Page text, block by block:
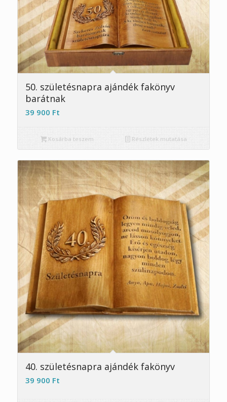
5.00
50. születésnapra ajándék fakönyv
barátnak
39 900 Ft
Kosárba teszem Részletek mutatása
4.60
40. születésnapra ajándék fakönyv
39 900 Ft